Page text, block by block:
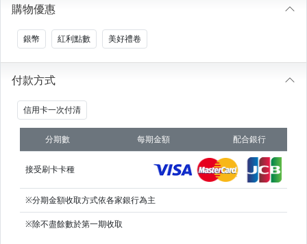
購物優惠
銀幣 紅利點數 美好禮卷
付款方式
信用卡一次付清
分期數 每期金額 配合銀行
接受刷卡卡種
※分期金額收取方式依各家銀行為主
※除不盡餘數於第一期收取